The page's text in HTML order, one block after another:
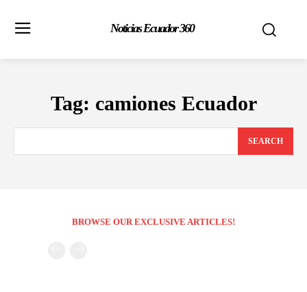
Noticias Ecuador 360
Tag: camiones Ecuador
SEARCH
BROWSE OUR EXCLUSIVE ARTICLES!